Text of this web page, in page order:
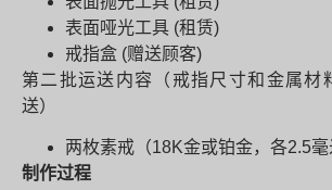
表面哑光工具 (租赁)
戒指盒 (赠送顾客)
第二批运送内容（戒指尺寸和金属材
送）
两枚素戒（18K金或铂金，各2.5毫
制作过程